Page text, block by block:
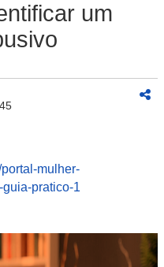
um
mulher-
pratico-1